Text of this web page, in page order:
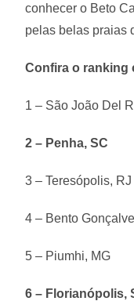
conhecer o Beto
pelas belas praias
Confira o ranking
1 – São João Del
2 – Penha, SC
3 – Teresópolis, RJ
4 – Bento
5 – Piumhi, MG
6 – Florianópolis,